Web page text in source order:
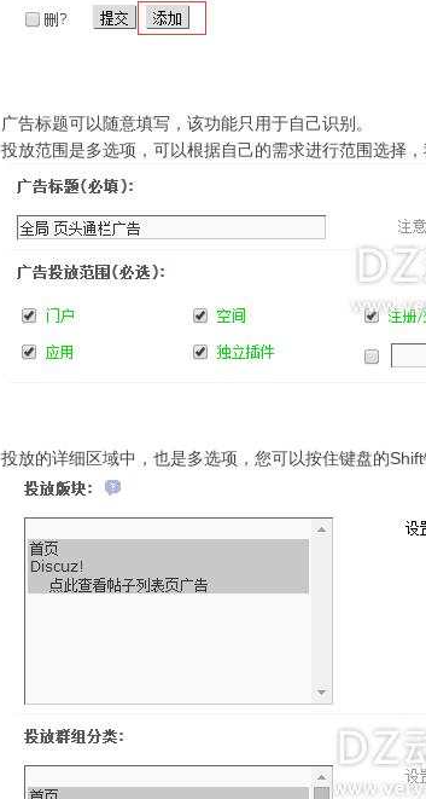
广告标题可以随意填写，该功能只用于自己识别。
投放范围是多选项，可以根据自己的需求进行范围选择
投放的详细区域中，也是多选项，您可以按住键盘的